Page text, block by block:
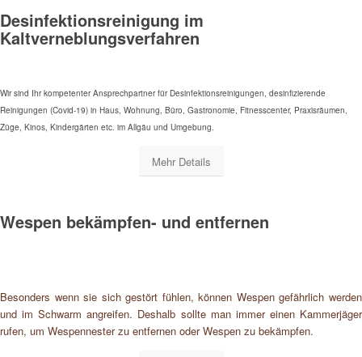
Desinfektionsreinigung im
Kaltverneblungsverfahren
Wir sind Ihr kompetenter Ansprechpartner für Desinfektionsreinigungen, desinfizierende
Reinigungen (Covid-19) in Haus, Wohnung, Büro, Gastronomie, Fitnesscenter, Praxisräumen,
Züge, Kinos, Kindergärten etc. im Allgäu und Umgebung.
Mehr Details
Wespen bekämpfen- und entfernen
Besonders wenn sie sich gestört fühlen, können Wespen gefährlich werden
und im Schwarm angreifen. Deshalb sollte man immer einen Kammerjäger
rufen, um Wespennester zu entfernen oder Wespen zu bekämpfen.